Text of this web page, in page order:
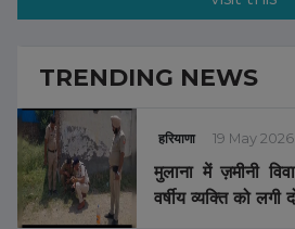
TRENDING NEWS
हरियाणा 19 May 2026
मुलाना में ज़मीनी
वर्षीय व्यक्ति को लगी